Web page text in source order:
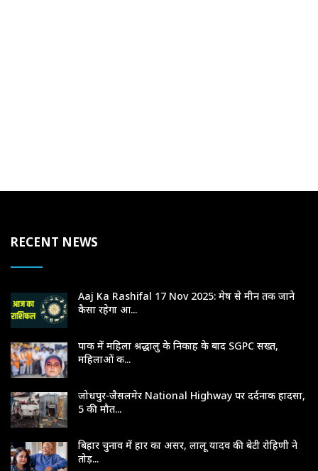
RECENT NEWS
Aaj Ka Rashifal 17 Nov 2025: मेष से मीन तक जाने
कैसा रहेगा आ...
पाक में महिला श्रद्धालु के निकाह के बाद SGPC सख्त,
महिलाओं क...
जोधपुर-जैसलमेर National Highway पर दर्दनाक हादसा,
5 की मौत...
बिहार चुनाव में हार का असर, लालू यादव की बेटी रोहिणी ने
तोड़...